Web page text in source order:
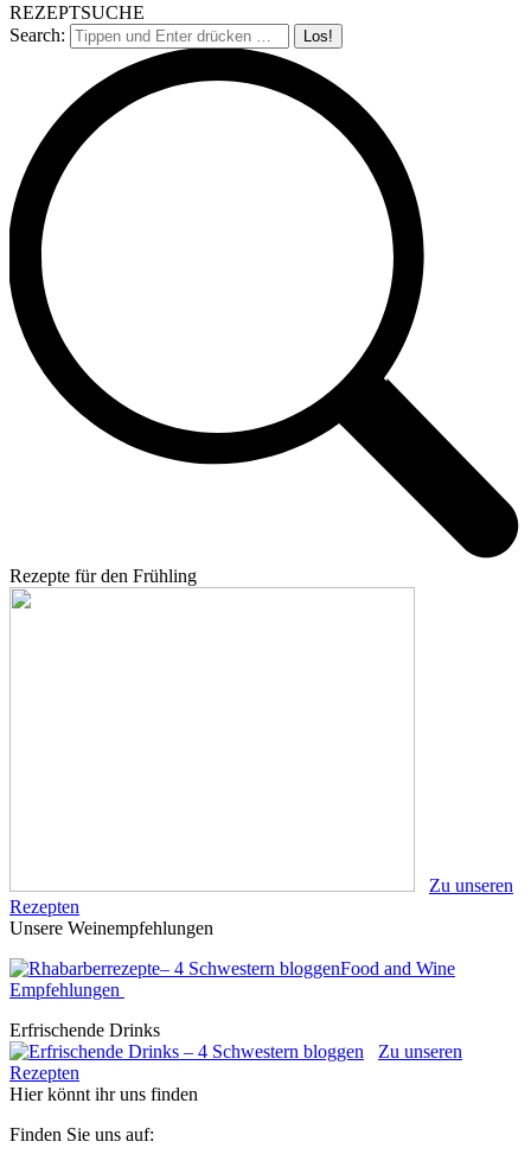
REZEPTSUCHE
Search:
Rezepte für den Frühling
Zu unseren
Rezepten
Unsere Weinempfehlungen
Food and Wine
Empfehlungen
Erfrischende Drinks
Zu unseren
Rezepten
Hier könnt ihr uns finden
Finden Sie uns auf: